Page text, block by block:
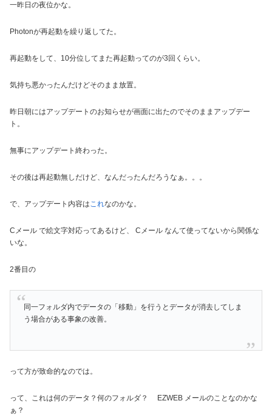
一昨日の夜位かな。
Photonが再起動を繰り返してた。
再起動をして、10分位してまた再起動ってのが3回くらい。
気持ち悪かったんだけどそのまま放置。
昨日朝にはアップデートのお知らせが画面に出たのでそのままアップデー
ト。
無事にアップデート終わった。
その後は再起動無しだけど、なんだったんだろうなぁ。。。
で、アップデート内容はこれなのかな。
Cメール で絵文字対応ってあるけど、 Cメール なんて使ってないから関係な
いな。
2番目の
同一フォルダ内でデータの「移動」を行うとデータが消去してしま
う場合がある事象の改善。
って方が致命的なのでは。
って、これは何のデータ？何のフォルダ？ EZWEB メールのことなのかな
ぁ？